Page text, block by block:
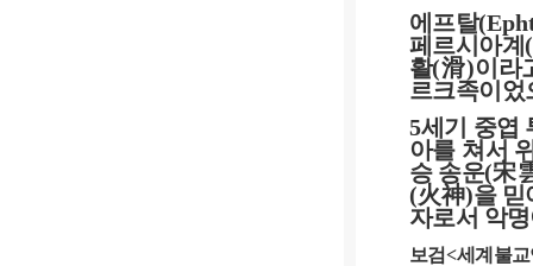
에프탈
페르시아계(
활(滑)이라
르크족이었
5세기 중엽
아를 쳐서
승 송운(宋
(火神)을 믿
자로서 악
보검<세계불